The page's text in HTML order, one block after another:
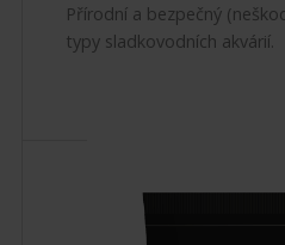
Přírodní a bezpečný
typy sladkovodních akvárií.